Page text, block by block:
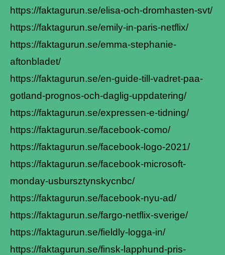
https://faktagurun.se/elisa-och-dromhasten-svt/
https://faktagurun.se/emily-in-paris-netflix/
https://faktagurun.se/emma-stephanie-
aftonbladet/
https://faktagurun.se/en-guide-till-vadret-paa-
gotland-prognos-och-daglig-uppdatering/
https://faktagurun.se/expressen-e-tidning/
https://faktagurun.se/facebook-como/
https://faktagurun.se/facebook-logo-2021/
https://faktagurun.se/facebook-microsoft-
monday-usbursztynskycnbc/
https://faktagurun.se/facebook-nyu-ad/
https://faktagurun.se/fargo-netflix-sverige/
https://faktagurun.se/fieldly-logga-in/
https://faktagurun.se/finsk-lapphund-pris-